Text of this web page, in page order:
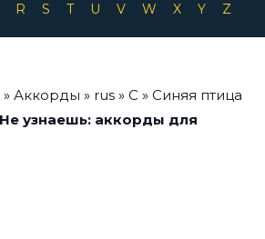
R S T U V W X Y Z
» Аккорды » rus » С » Синяя птица
узнаешь: аккорды для